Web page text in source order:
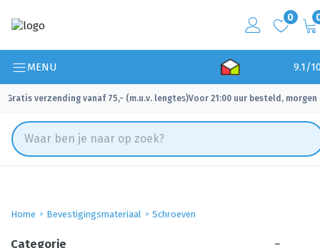
0
MENU 9.1/
Gratis verzending vanaf 75,- (m.u.v. lengtes)
✓ Voor 21:00 uur besteld, morgen
Home Bevestigingsmateriaal Schroeven
Categorie −